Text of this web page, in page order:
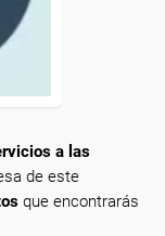
a las
de este
que encontrarás